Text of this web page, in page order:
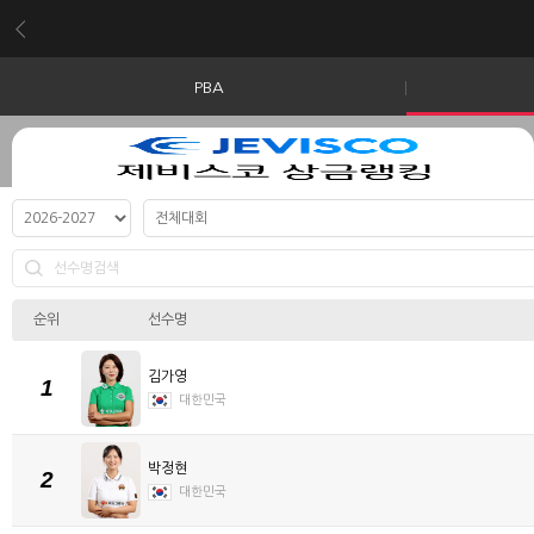
PBA
순위 선수명
1 김가영
대한민국
2 박정현
대한민국